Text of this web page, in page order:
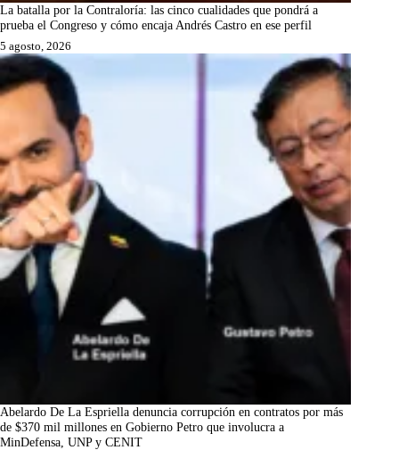
La batalla por la Contraloría: las cinco cualidades que pondrá a
prueba el Congreso y cómo encaja Andrés Castro en ese perfil
5 agosto, 2026
Abelardo De La Espriella denuncia corrupción en contratos por más
de $370 mil millones en Gobierno Petro que involucra a
MinDefensa, UNP y CENIT